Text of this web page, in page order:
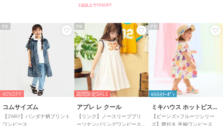
2点以上で10%OFF
PR
40%OFF
コムサイズム
【2WAY】バンダナ柄プリント
ワンピース
PR
期間限定SALE
アプレ レ クール
【リンク】ノースリーブプリ
ーツナンバリングワンピース
PR
¥888ｸｰﾎﾟﾝ
ミキハウス ホットビスケッツ
【ビーンズ×フルーツシリー
ズ】襟付き 半袖ワンピース